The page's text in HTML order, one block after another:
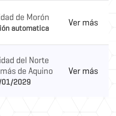
de Morón
automatica
Ver más
del Norte
de Aquino
2029
Ver más